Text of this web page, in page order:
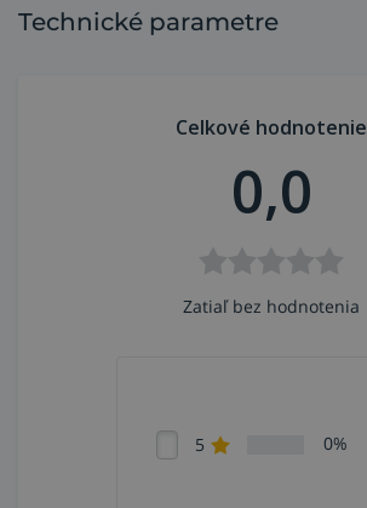
Technické parametre
Celkové hodnotenie
0,0
Zatiaľ bez hodnotenia
5 0%